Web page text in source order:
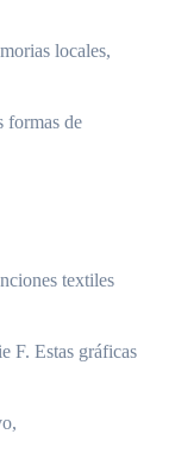
locales,
formas de
textiles
F. Estas gráficas